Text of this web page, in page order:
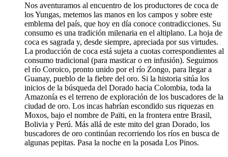
Nos aventuramos al encuentro de los productores de coca de
los Yungas, metemos las manos en los campos y sobre este
emblema del país, que hoy en día conoce contradicciones. Su
consumo es una tradición milenaria en el altiplano. La hoja de
coca es sagrada y, desde siempre, apreciada por sus virtudes.
La producción de coca está sujeta a cuotas correspondientes al
consumo tradicional (para masticar o en infusión). Seguimos
el río Coroico, pronto unido por el río Zongo, para llegar a
Guanay, pueblo de la fiebre del oro. Si la historia sitúa los
inicios de la búsqueda del Dorado hacia Colombia, toda la
Amazonía es el terreno de exploración de los buscadores de la
ciudad de oro. Los incas habrían escondido sus riquezas en
Moxos, bajo el nombre de Païti, en la frontera entre Brasil,
Bolivia y Perú. Más allá de este mito del gran Dorado, los
buscadores de oro continúan recorriendo los ríos en busca de
algunas pepitas. Pasa la noche en la posada Los Pinos.